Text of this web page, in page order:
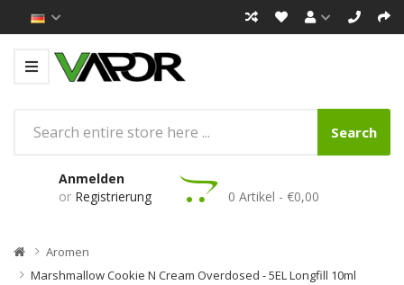
Search
Anmelden
or Registrierung 0 Artikel - €0,00
Aromen
Marshmallow Cookie N Cream Overdosed - 5EL Longfill 10ml